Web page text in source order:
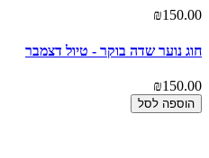
₪150.00
חוג נוער שדה בוקר - טיול דצמבר
₪150.00
הוספה לסל